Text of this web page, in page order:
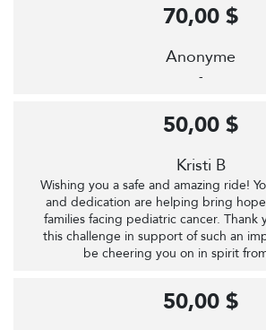
Anonyme
-
70,00 $
Kristi B
Wishing you a safe and amazing ride!
and dedication are helping bring
families facing pediatric cancer. Thank
this challenge in support of such an
be cheering you on in spirit
50,00 $
50,00 $